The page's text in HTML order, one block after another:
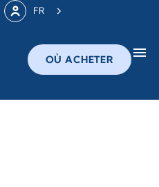
FR
OÙ ACHETER menu